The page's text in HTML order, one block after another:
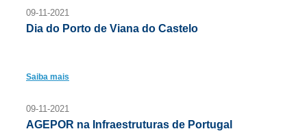
09-11-2021
Dia do Porto de Viana do Castelo
Saiba mais
09-11-2021
AGEPOR na Infraestruturas de Portugal